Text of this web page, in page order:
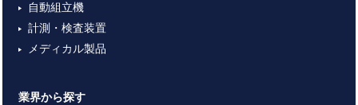
自動組立機
計測・検査装置
メディカル製品
業界から探す